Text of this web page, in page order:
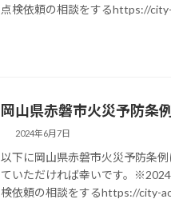
点検依頼の相談をするhttps://
岡山県赤磐市火災予防条
2024年6月7日
以下に岡山県赤磐市火災予防条
ていただければ幸いです。
検依頼の相談をするhttps://city-